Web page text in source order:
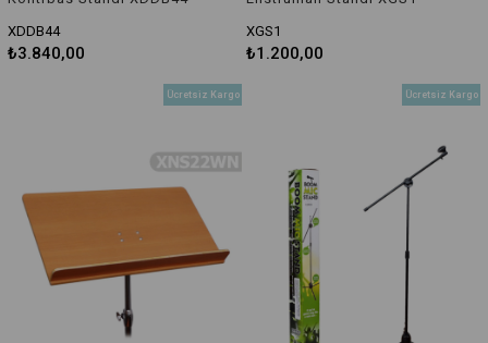
XDDB44
₺3.840,00
XGS1
₺1.200,00
Ücretsiz Kargo Ücretsiz Kargo